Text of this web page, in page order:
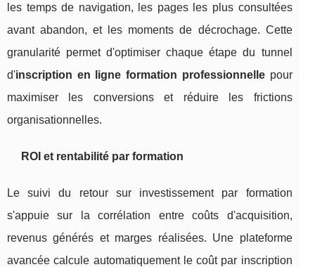
les temps de navigation, les pages les plus consultées
avant abandon, et les moments de décrochage. Cette
granularité permet d'optimiser chaque étape du tunnel
d'inscription en ligne formation professionnellepour
maximiser les conversions et réduire les frictions
organisationnelles.
ROI et rentabilité par formation
Le suivi du retour sur investissement par formation
s'appuie sur la corrélation entre coûts d'acquisition,
revenus générés et marges réalisées. Une plateforme
avancée calcule automatiquement le coût par inscription